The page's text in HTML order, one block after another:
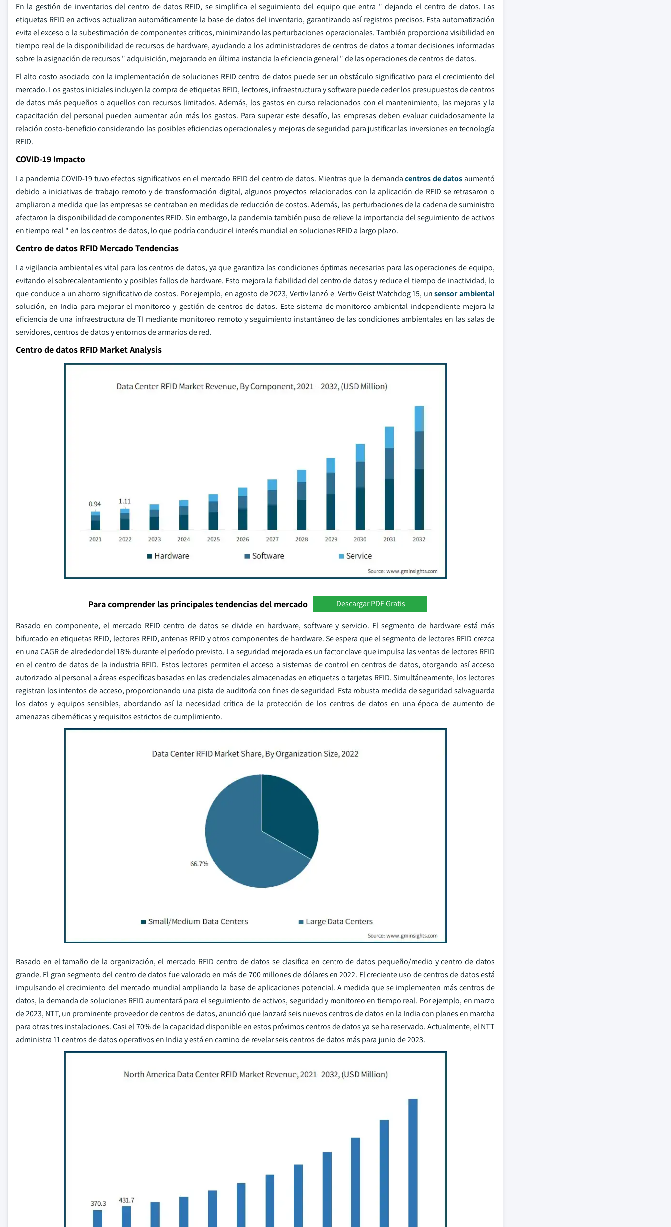
En la gestión de inventarios del centro de datos RFID, se simplifica el seguimiento del equipo que entra " dejando el centro de datos. Las
etiquetas RFID en activos actualizan automáticamente la base de datos del inventario, garantizando así registros precisos. Esta automatización
evita el exceso o la subestimación de componentes críticos, minimizando las perturbaciones operacionales. También proporciona visibilidad en
tiempo real de la disponibilidad de recursos de hardware, ayudando a los administradores de centros de datos a tomar decisiones informadas
sobre la asignación de recursos " adquisición, mejorando en última instancia la eficiencia general " de las operaciones de centros de datos.
El alto costo asociado con la implementación de soluciones RFID centro de datos puede ser un obstáculo significativo para el crecimiento del
mercado. Los gastos iniciales incluyen la compra de etiquetas RFID, lectores, infraestructura y software puede ceder los presupuestos de centros
de datos más pequeños o aquellos con recursos limitados. Además, los gastos en curso relacionados con el mantenimiento, las mejoras y la
capacitación del personal pueden aumentar aún más los gastos. Para superar este desafío, las empresas deben evaluar cuidadosamente la
relación costo-beneficio considerando las posibles eficiencias operacionales y mejoras de seguridad para justificar las inversiones en tecnología
RFID.
COVID-19 Impacto
La pandemia COVID-19 tuvo efectos significativos en el mercado RFID del centro de datos. Mientras que la demandacentros de datos aumentó
debido a iniciativas de trabajo remoto y de transformación digital, algunos proyectos relacionados con la aplicación de RFID se retrasaron o
ampliaron a medida que las empresas se centraban en medidas de reducción de costos. Además, las perturbaciones de la cadena de suministro
afectaron la disponibilidad de componentes RFID. Sin embargo, la pandemia también puso de relieve la importancia del seguimiento de activos
en tiempo real " en los centros de datos, lo que podría conducir el interés mundial en soluciones RFID a largo plazo.
Centro de datos RFID Mercado Tendencias
La vigilancia ambiental es vital para los centros de datos, ya que garantiza las condiciones óptimas necesarias para las operaciones de equipo,
evitando el sobrecalentamiento y posibles fallos de hardware. Esto mejora la fiabilidad del centro de datos y reduce el tiempo de inactividad, lo
que conduce a un ahorro significativo de costos. Por ejemplo, en agosto de 2023, Vertiv lanzó el Vertiv Geist Watchdog 15, unsensor ambiental
solución, en India para mejorar el monitoreo y gestión de centros de datos. Este sistema de monitoreo ambiental independiente mejora la
eficiencia de una infraestructura de TI mediante monitoreo remoto y seguimiento instantáneo de las condiciones ambientales en las salas de
servidores, centros de datos y entornos de armarios de red.
Centro de datos RFID Market Analysis
Para comprender las principales tendencias del mercado Descargar PDF Gratis
Basado en componente, el mercado RFID centro de datos se divide en hardware, software y servicio. El segmento de hardware está más
bifurcado en etiquetas RFID, lectores RFID, antenas RFID y otros componentes de hardware. Se espera que el segmento de lectores RFID crezca
en una CAGR de alrededor del 18% durante el período previsto. La seguridad mejorada es un factor clave que impulsa las ventas de lectores RFID
en el centro de datos de la industria RFID. Estos lectores permiten el acceso a sistemas de control en centros de datos, otorgando así acceso
autorizado al personal a áreas específicas basadas en las credenciales almacenadas en etiquetas o tarjetas RFID. Simultáneamente, los lectores
registran los intentos de acceso, proporcionando una pista de auditoría con fines de seguridad. Esta robusta medida de seguridad salvaguarda
los datos y equipos sensibles, abordando así la necesidad crítica de la protección de los centros de datos en una época de aumento de
amenazas cibernéticas y requisitos estrictos de cumplimiento.
Basado en el tamaño de la organización, el mercado RFID centro de datos se clasifica en centro de datos pequeño/medio y centro de datos
grande. El gran segmento del centro de datos fue valorado en más de 700 millones de dólares en 2022. El creciente uso de centros de datos está
impulsando el crecimiento del mercado mundial ampliando la base de aplicaciones potencial. A medida que se implementen más centros de
datos, la demanda de soluciones RFID aumentará para el seguimiento de activos, seguridad y monitoreo en tiempo real. Por ejemplo, en marzo
de 2023, NTT, un prominente proveedor de centros de datos, anunció que lanzará seis nuevos centros de datos en la India con planes en marcha
para otras tres instalaciones. Casi el 70% de la capacidad disponible en estos próximos centros de datos ya se ha reservado. Actualmente, el NTT
administra 11 centros de datos operativos en India y está en camino de revelar seis centros de datos más para junio de 2023.